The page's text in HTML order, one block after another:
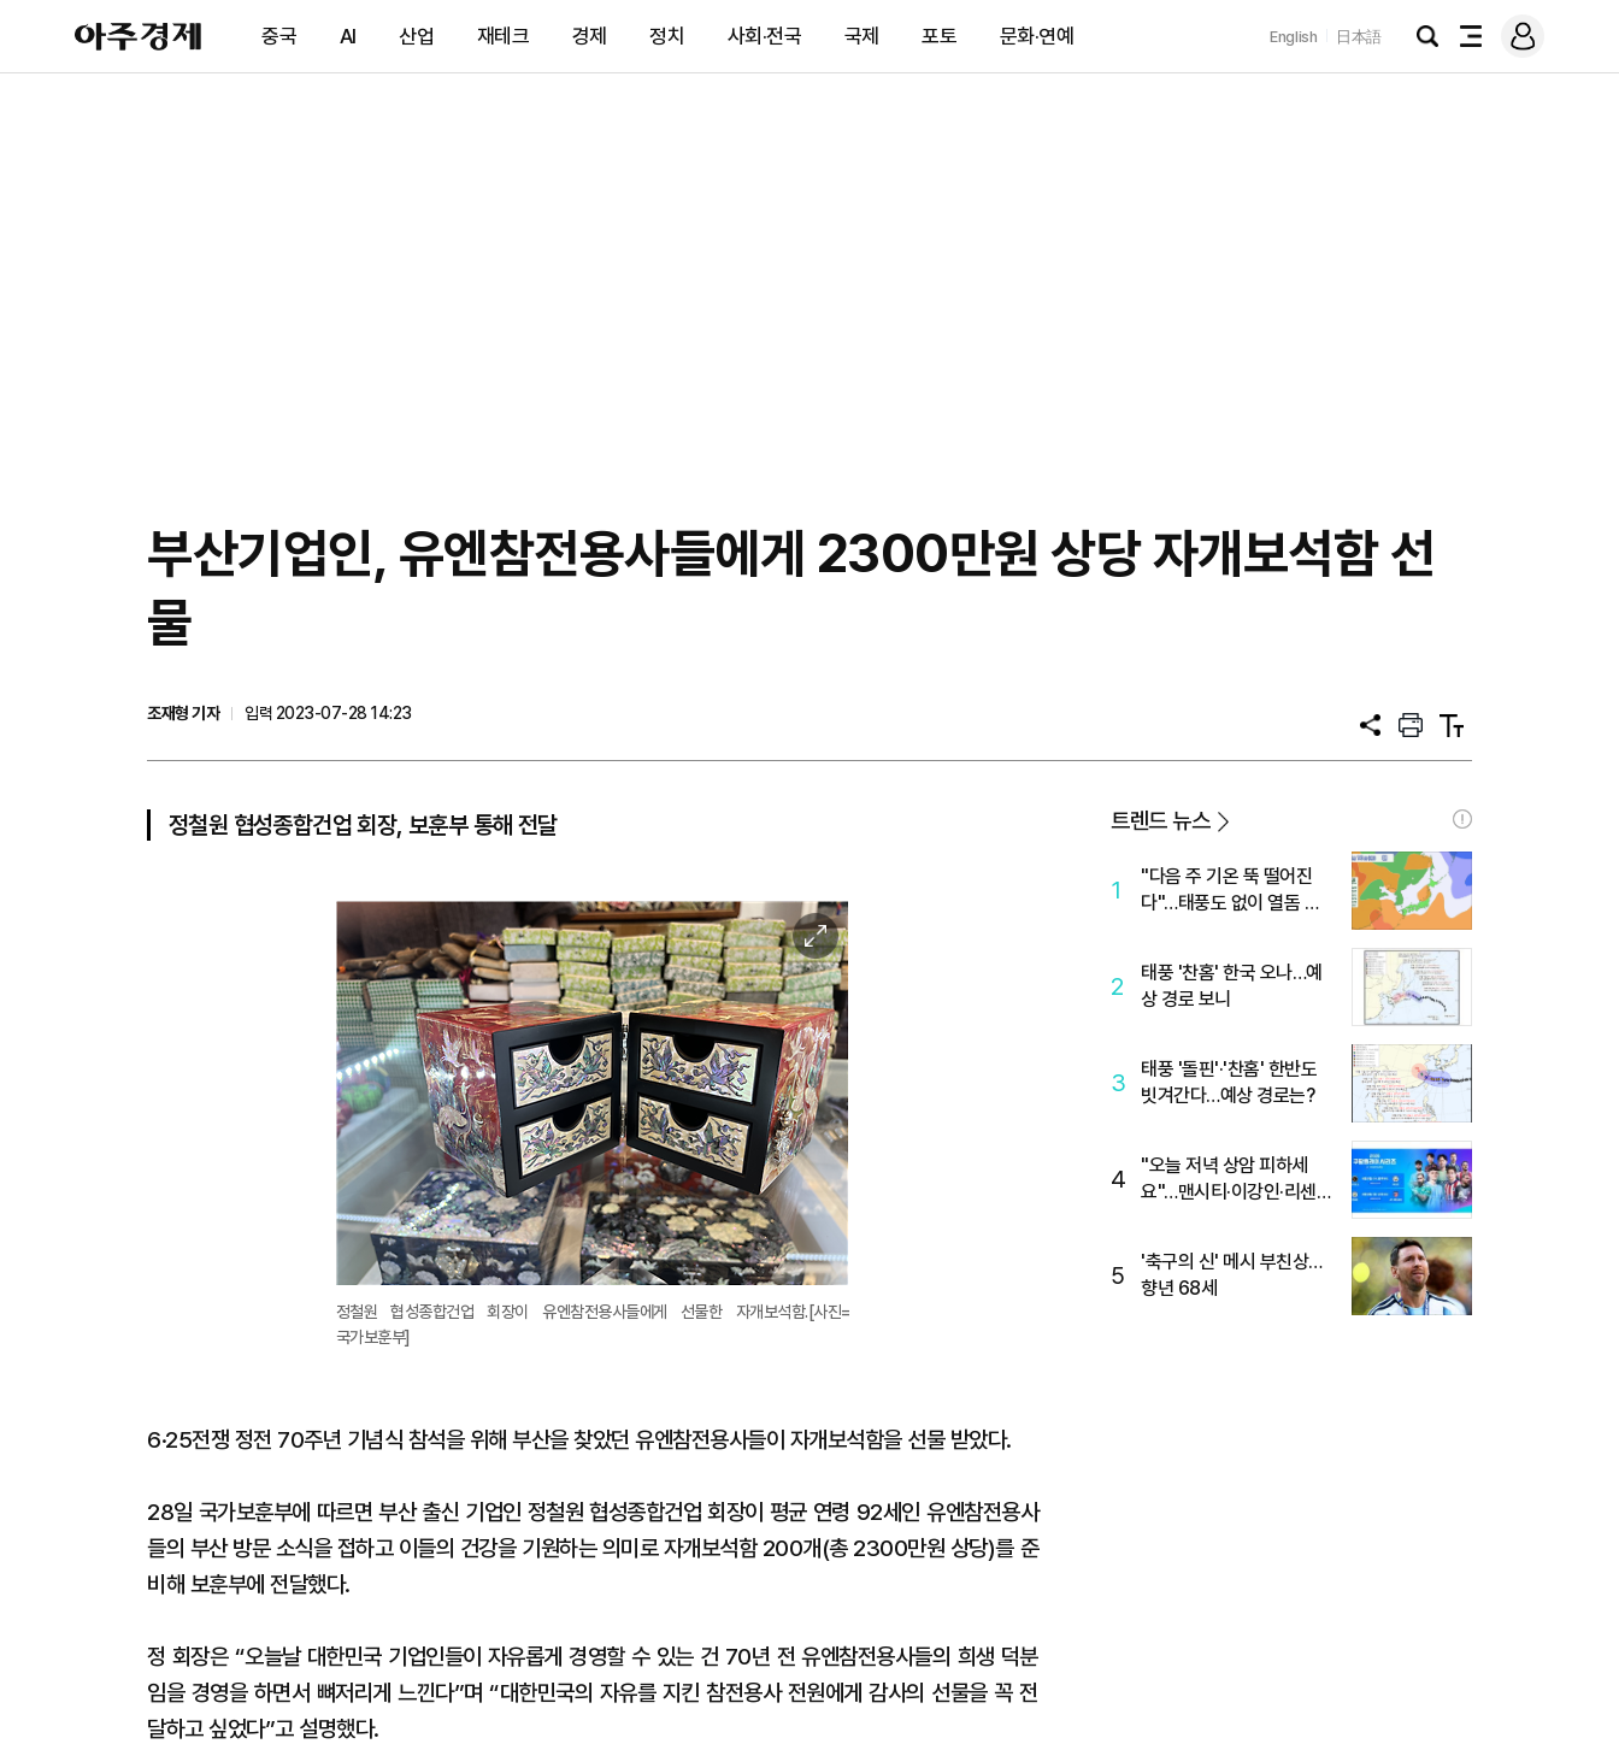
아
주
제
중국 AI 산업 재테크 경제 정치 사회·전국 국제 포토 문화·연예 English 日本語
검
전
메
그
​부산기업인, 유엔참전용사들에게 2300만원 상당 자개보석함 선
물
조재형 기자
입력 2023-07-28 14:23
공
프
트
텍
트
정철원 협성종합건업 회장, 보훈부 통해 전달
이
미
지
확
대
정철원 협성종합건업 회장이 유엔참전용사들에게 선물한 자개보석함.[사진=
국가보훈부]
6·25전쟁 정전 70주년 기념식 참석을 위해 부산을 찾았던 유엔참전용사들이 자개보석함을 선물 받았다.
28일 국가보훈부에 따르면 부산 출신 기업인 정철원 협성종합건업 회장이 평균 연령 92세인 유엔참전용사
들의 부산 방문 소식을 접하고 이들의 건강을 기원하는 의미로 자개보석함 200개(총 2300만원 상당)를 준
비해 보훈부에 전달했다.
정 회장은 “오늘날 대한민국 기업인들이 자유롭게 경영할 수 있는 건 70년 전 유엔참전용사들의 희생 덕분
임을 경영을 하면서 뼈저리게 느낀다”며 “대한민국의 자유를 지킨 참전용사 전원에게 감사의 선물을 꼭 전
달하고 싶었다”고 설명했다.
트렌드 뉴스
1
"다음 주 기온 뚝 떨어진
다"…태풍도 없이 열돔 박
2
태풍 '찬홈' 한국 오나…예
상 경로 보니
3
태풍 '돌핀'·'찬홈' 한반도
빗겨간다…예상 경로는?
4
"오늘 저녁 상암 피하세
요"…맨시티·이강인·리센느
5
'축구의 신' 메시 부친상…
향년 68세